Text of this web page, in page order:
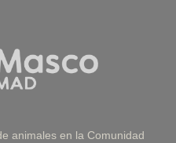
animales en la Comunidad